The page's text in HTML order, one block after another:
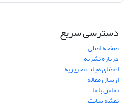
دسترسی سریع
صفحه اصلی
درباره نشریه
اعضای هیات تحریریه
ارسال مقاله
تماس با ما
نقشه سایت